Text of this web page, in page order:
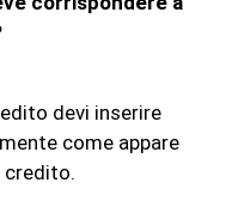
devi inserire
come appare
credito.